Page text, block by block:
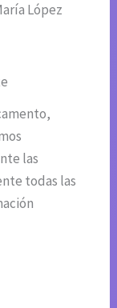
López
las
todas las